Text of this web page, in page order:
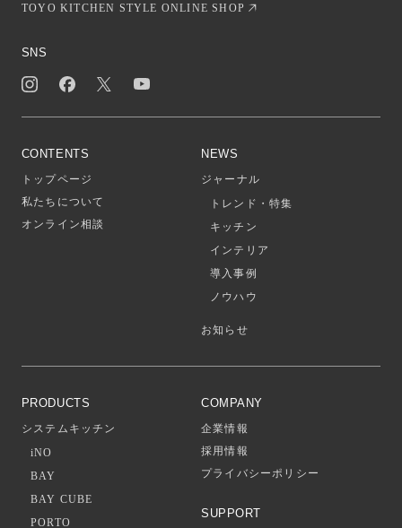
TOYO KITCHEN STYLE ONLINE SHOP
SNS
CONTENTS
トップページ
私たちについて
オンライン相談
NEWS
ジャーナル
トレンド・特集
キッチン
インテリア
導入事例
ノウハウ
お知らせ
PRODUCTS
システムキッチン
iNO
BAY
BAY CUBE
PORTO
COMPANY
企業情報
採用情報
プライバシーポリシー
SUPPORT